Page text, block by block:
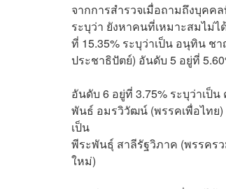
จากการสำรวจเมื่อถามถึงบุค
ระบุว่า ยังหาคนที่เหมาะสมไม่
ที่ 15.35% ระบุว่าเป็น อนุทิน ช
ประชาธิปัตย์) อันดับ 5 อยู่ที่
อันดับ 6 อยู่ที่ 3.75% ระบุว่าเป็
พันธ์ อมรวิวัฒน์ (พรรคเพื่อไทย)
เป็น
พีระพันธุ์ สาลีรัฐวิภาค (พรรคร
ใหม่)